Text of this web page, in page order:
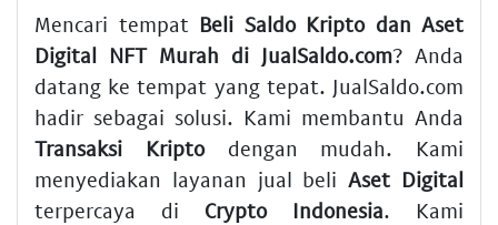
Mencari tempat Beli Saldo Kripto dan Aset
Digital NFT Murah di JualSaldo.com? Anda
datang ke tempat yang tepat. JualSaldo.com
hadir sebagai solusi. Kami membantu Anda
Transaksi Kriptodengan mudah. Kami
menyediakan layanan jual beliAset Digital
terpercaya di Crypto Indonesia. Kami